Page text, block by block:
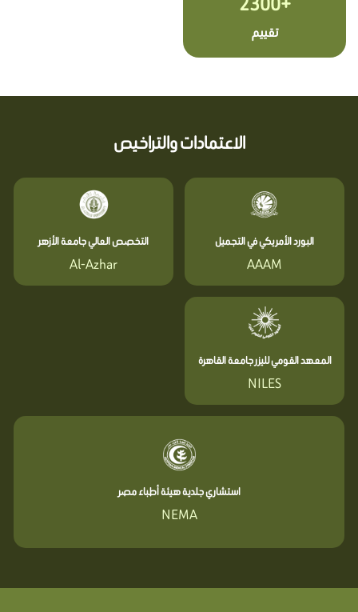
تقييم
الاعتمادات والتراخيص
البورد الأمريكي في التجميل
AAAM
التخصص العالي جامعة الأزهر
Al-Azhar
المعهد القومي لليزر جامعة القاهرة
NILES
استشاري جلدية هيئة أطباء مصر
NEMA